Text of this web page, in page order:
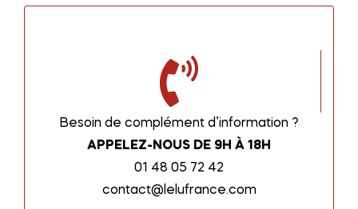
Besoin de complément d’information ?
APPELEZ-NOUS DE 9H À 18H
01 48 05 72 42
contact@lelufrance.com